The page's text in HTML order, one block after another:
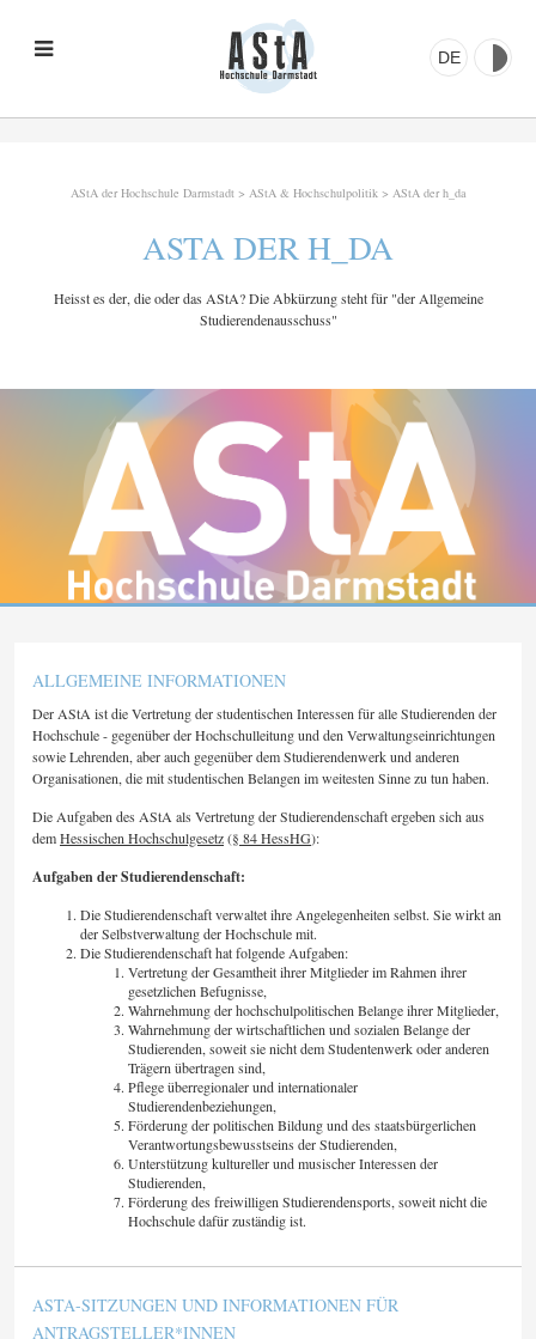
DE
AStA der Hochschule Darmstadt> AStA & Hochschulpolitik> AStA der h_da
ASTA DER H_DA
Heisst es der, die oder das AStA? Die Abkürzung steht für "der Allgemeine
Studierendenausschuss"
ALLGEMEINE INFORMATIONEN
Der AStA ist die Vertretung der studentischen Interessen für alle Studierenden der
Hochschule - gegenüber der Hochschulleitung und den Verwaltungseinrichtungen
sowie Lehrenden, aber auch gegenüber dem Studierendenwerk und anderen
Organisationen, die mit studentischen Belangen im weitesten Sinne zu tun haben.
Die Aufgaben des AStA als Vertretung der Studierendenschaft ergeben sich aus
demHessischen Hochschulgesetz(§ 84 HessHG):
Aufgaben der Studierendenschaft:
Die Studierendenschaft verwaltet ihre Angelegenheiten selbst. Sie wirkt an
der Selbstverwaltung der Hochschule mit.
Die Studierendenschaft hat folgende Aufgaben:
Vertretung der Gesamtheit ihrer Mitglieder im Rahmen ihrer
gesetzlichen Befugnisse,
Wahrnehmung der hochschulpolitischen Belange ihrer Mitglieder,
Wahrnehmung der wirtschaftlichen und sozialen Belange der
Studierenden, soweit sie nicht dem Studentenwerk oder anderen
Trägern übertragen sind,
Pflege überregionaler und internationaler
Studierendenbeziehungen,
Förderung der politischen Bildung und des staatsbürgerlichen
Verantwortungsbewusstseins der Studierenden,
Unterstützung kultureller und musischer Interessen der
Studierenden,
Förderung des freiwilligen Studierendensports, soweit nicht die
Hochschule dafür zuständig ist.
ASTA-SITZUNGEN UND INFORMATIONEN FÜR
ANTRAGSTELLER*INNEN